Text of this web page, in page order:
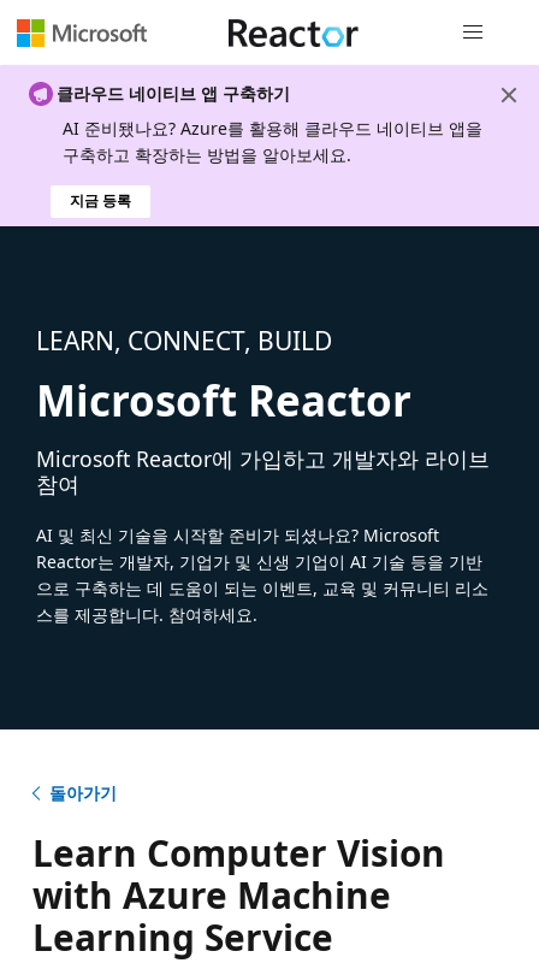
클라우드 네이티브 앱 구축하기
AI 준비됐나요? Azure를 활용해 클라우드 네이티브 앱을
구축하고 확장하는 방법을 알아보세요.
지금 등록
LEARN, CONNECT, BUILD
Microsoft Reactor
Microsoft Reactor에 가입하고 개발자와 라이브
참여
AI 및 최신 기술을 시작할 준비가 되셨나요? Microsoft
Reactor는 개발자, 기업가 및 신생 기업이 AI 기술 등을 기반
으로 구축하는 데 도움이 되는 이벤트, 교육 및 커뮤니티 리소
스를 제공합니다. 참여하세요.
돌아가기
Learn Computer Vision
with Azure Machine
Learning Service